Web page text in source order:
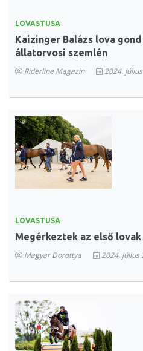
LOVASTUSA
Kaizinger Balázs lova
állatorvosi szemlén
Riderline Magazin 2024.
LOVASTUSA
Megérkeztek az első
Magyar Dorottya 2024. július